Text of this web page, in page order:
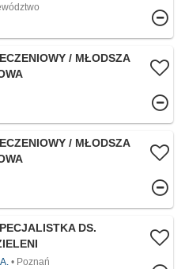
/ MŁODSZA
/ MŁODSZA
DS.
Poznań